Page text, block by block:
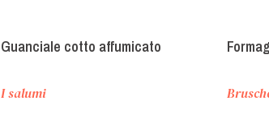
Guanciale cotto affumicato
I salumi